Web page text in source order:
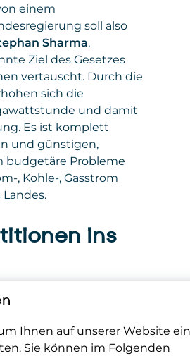
einem
soll also
Sharma,
Ziel des Gesetzes
vertauscht. Durch die
sich die
und damit
Es ist komplett
und günstigen,
budgetäre Probleme
, Kohle-, Gasstrom
ins
„Eines ist
Kraftwerken
schwer zu verstehen.
Ihnen auf unserer Website ein
Sie können im Folgenden